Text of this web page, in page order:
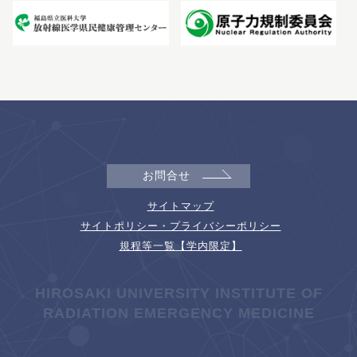
お問合せ
サイトマップ
サイトポリシー・プライバシーポリシー
規程等一覧【学内限定】
HIROSAKI UNIVERSITY INSTITUTE OF
RADIATION EMERGENCY MEDICINE